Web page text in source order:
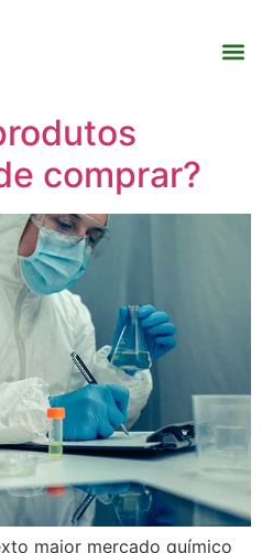
comprar?
maior mercado químico